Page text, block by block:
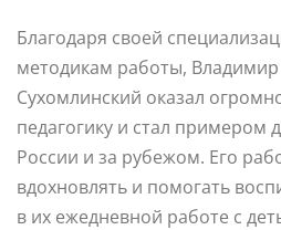
Благодаря своей
методикам работы,
Сухомлинский оказал
педагогику и стал примером
России и за рубежом. Его
вдохновлять и помогать
в их ежедневной работе с